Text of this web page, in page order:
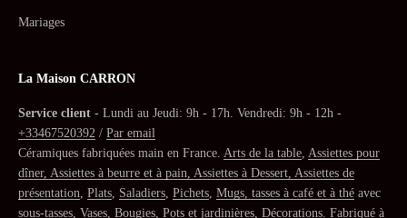
Mariages
La Maison CARRON
Service client - Lundi au Jeudi: 9h - 17h. Vendredi: 9h - 12h -
+33467520392 / Par email
Céramiques fabriquées main en France. Arts de la table, Assiettes pour
dîner, Assiettes à beurre et à pain, Assiettes à Dessert, Assiettes de
présentation, Plats, Saladiers, Pichets, Mugs, tasses à café et à thé avec
sous-tasses, Vases, Bougies, Pots et jardinières, Décorations. Fabriqué à